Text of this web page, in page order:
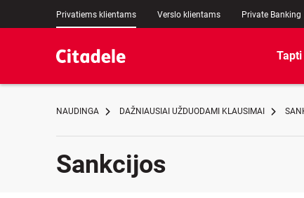
Privatiems klientams Verslo klientams Private Banking
NAUDINGA DAŽNIAUSIAI UŽDUODAMI KLAUSIMAI
Sankcijos